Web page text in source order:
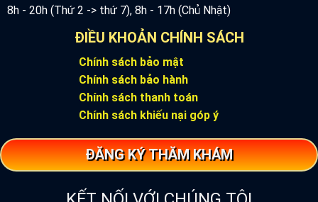
8h - 20h (Thứ 2 -> thứ 7), 8h - 17h (Chủ Nhật)
ĐIỀU KHOẢN CHÍNH SÁCH
Chính sách bảo mật
Chính sách bảo hành
Chính sách thanh toán
Chính sách khiếu nại góp ý
ĐĂNG KÝ THĂM KHÁM